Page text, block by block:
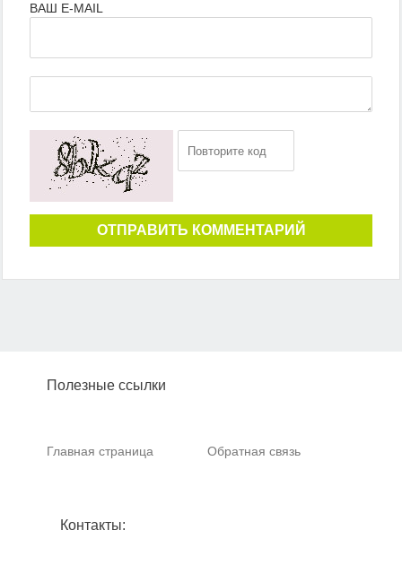
ВАШ E-MAIL
ОТПРАВИТЬ КОММЕНТАРИЙ
Полезные ссылки
Главная страница Обратная связь
Контакты: